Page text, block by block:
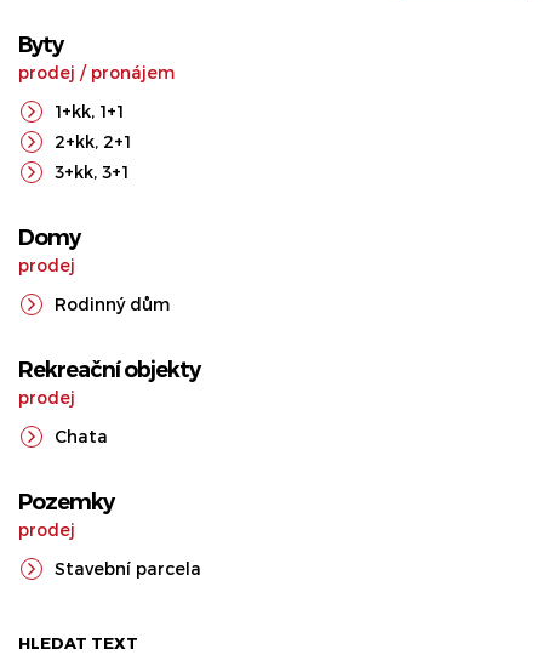
Byty
prodej / pronájem
1+kk, 1+1
2+kk, 2+1
3+kk, 3+1
Domy
prodej
Rodinný dům
Rekreační objekty
prodej
Chata
Pozemky
prodej
Stavební parcela
HLEDAT TEXT